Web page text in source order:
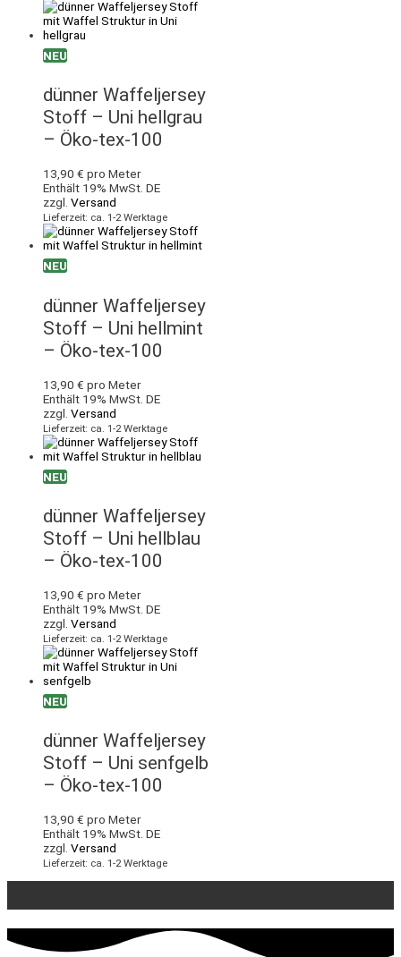
NEU
dünner Waffeljersey
Stoff – Uni hellgrau
– Öko-tex-100
13,90 € pro Meter
Enthält 19% MwSt. DE
zzgl. Versand
Lieferzeit: ca. 1-2 Werktage
NEU
dünner Waffeljersey
Stoff – Uni hellmint
– Öko-tex-100
13,90 € pro Meter
Enthält 19% MwSt. DE
zzgl. Versand
Lieferzeit: ca. 1-2 Werktage
NEU
dünner Waffeljersey
Stoff – Uni hellblau
– Öko-tex-100
13,90 € pro Meter
Enthält 19% MwSt. DE
zzgl. Versand
Lieferzeit: ca. 1-2 Werktage
NEU
dünner Waffeljersey
Stoff – Uni senfgelb
– Öko-tex-100
13,90 € pro Meter
Enthält 19% MwSt. DE
zzgl. Versand
Lieferzeit: ca. 1-2 Werktage